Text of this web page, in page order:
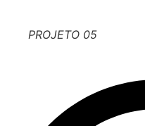
PROJETO 05